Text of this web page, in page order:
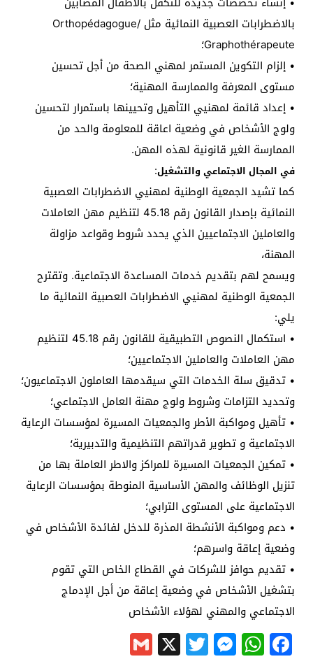
بالاضطرابات العصبية النمائية مثل Orthopédagogue/
Graphothérapeute؛
• إلزام التكوين المستمر لمهني الصحة من أجل تحسين
مستوى المعرفة والممارسة المهنية؛
• إعداد قائمة لمهنيي التأهيل وتحيينها باستمرار لتحسين
ولوج الأشخاص في وضعية اعاقة للمعلومة والحد من
الممارسة الغير قانونية لهذه المهن.
في المجال الاجتماعي والتشغيل:
كما تشيد الجمعية الوطنية لمهنيي الاضطرابات العصبية
النمائية بإصدار القانون رقم 45.18 لتنظيم مهن العاملات
والعاملين الاجتماعيين الذي يحدد شروط وقواعد مزاولة
المهنة،
ويسمح لهم بتقديم خدمات المساعدة الاجتماعية. وتقترح
الجمعية الوطنية لمهنيي الاضطرابات العصبية النمائية ما
يلي:
• استكمال النصوص التطبيقية للقانون رقم 45.18 لتنظيم
مهن العاملات والعاملين الاجتماعيين؛
• تدقيق سلة الخدمات التي سيقدمها العاملون الاجتماعيون؛
وتحديد التزامات وشروط ولوج مهنة العامل الاجتماعي؛
• تأهيل ومواكبة الأطر والجمعيات المسيرة لمؤسسات الرعاية
الاجتماعية و تطوير قدراتهم التنظيمية والتدبيرية؛
• تمكين الجمعيات المسيرة للمراكز والاطر العاملة بها من
تنزيل الوظائف والمهن الأساسية المنوطة بمؤسسات الرعاية
الاجتماعية على المستوى الترابي؛
• دعم ومواكبة الأنشطة المذرة للدخل لفائدة الأشخاص في
وضعية إعاقة واسرهم؛
• تقديم حوافز للشركات في القطاع الخاص التي تقوم
بتشغيل الأشخاص في وضعية إعاقة من أجل الإدماج
الاجتماعي والمهني لهؤلاء الأشخاص
Facebook
WhatsApp
Messenger
Twitter
X